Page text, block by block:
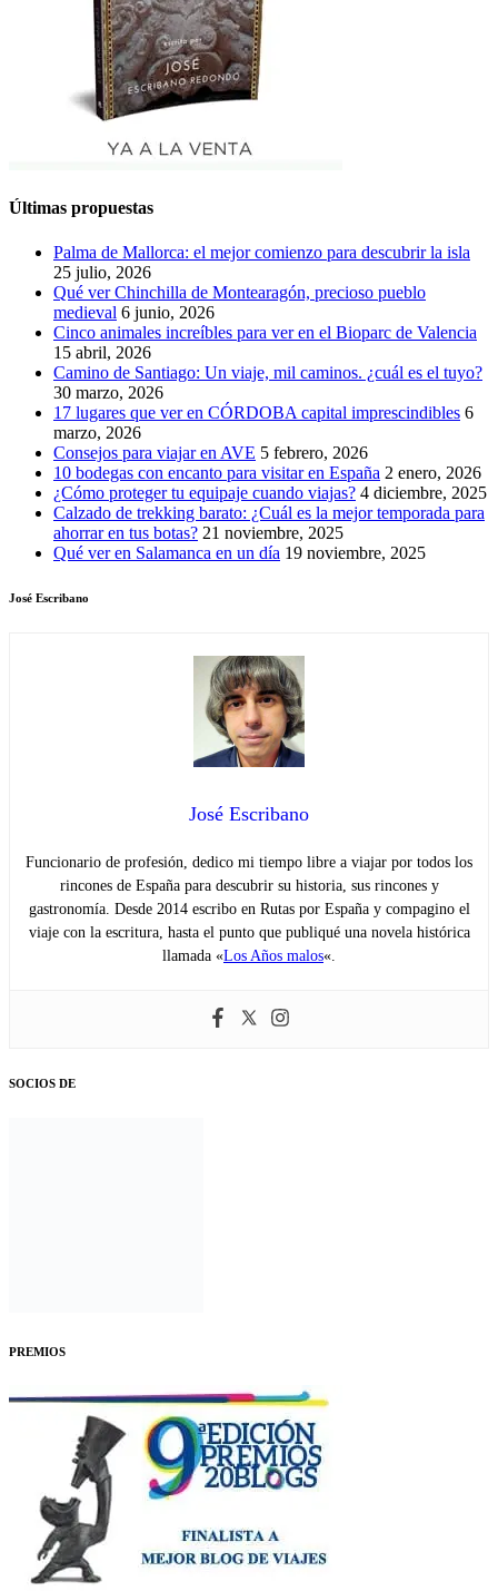
Últimas propuestas
Palma de Mallorca: el mejor comienzo para descubrir la isla
25 julio, 2026
Qué ver Chinchilla de Montearagón, precioso pueblo
medieval 6 junio, 2026
Cinco animales increíbles para ver en el Bioparc de Valencia
15 abril, 2026
Camino de Santiago: Un viaje, mil caminos. ¿cuál es el tuyo?
30 marzo, 2026
17 lugares que ver en CÓRDOBA capital imprescindibles 6
marzo, 2026
Consejos para viajar en AVE 5 febrero, 2026
10 bodegas con encanto para visitar en España 2 enero, 2026
¿Cómo proteger tu equipaje cuando viajas? 4 diciembre, 2025
Calzado de trekking barato: ¿Cuál es la mejor temporada para
ahorrar en tus botas? 21 noviembre, 2025
Qué ver en Salamanca en un día 19 noviembre, 2025
José Escribano
José Escribano
Funcionario de profesión, dedico mi tiempo libre a viajar por todos los
rincones de España para descubrir su historia, sus rincones y
gastronomía. Desde 2014 escribo en Rutas por España y compagino el
viaje con la escritura, hasta el punto que publiqué una novela histórica
llamada «Los Años malos«.
SOCIOS DE
PREMIOS